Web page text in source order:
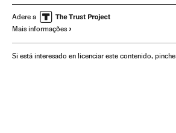
Plataformas digitales Séries tv
Adere a
Mais informações
Si está interesado en licenciar este contenido, pinche